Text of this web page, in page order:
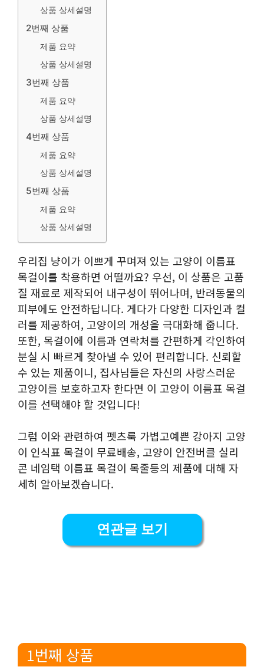
상품 상세설명
2번째 상품
제품 요약
상품 상세설명
3번째 상품
제품 요약
상품 상세설명
4번째 상품
제품 요약
상품 상세설명
5번째 상품
제품 요약
상품 상세설명
우리집 냥이가 이쁘게 꾸며져 있는 고양이 이름표
목걸이를 착용하면 어떨까요? 우선, 이 상품은 고품
질 재료로 제작되어 내구성이 뛰어나며, 반려동물의
피부에도 안전하답니다. 게다가 다양한 디자인과 컬
러를 제공하여, 고양이의 개성을 극대화해 줍니다.
또한, 목걸이에 이름과 연락처를 간편하게 각인하여
분실 시 빠르게 찾아낼 수 있어 편리합니다. 신뢰할
수 있는 제품이니, 집사님들은 자신의 사랑스러운
고양이를 보호하고자 한다면 이 고양이 이름표 목걸
이를 선택해야 할 것입니다!
그럼 이와 관련하여 펫츠룩 가볍고예쁜 강아지 고양
이 인식표 목걸이 무료배송, 고양이 안전버클 실리
콘 네임택 이름표 목걸이 목줄등의 제품에 대해 자
세히 알아보겠습니다.
연관글 보기
1번째 상품